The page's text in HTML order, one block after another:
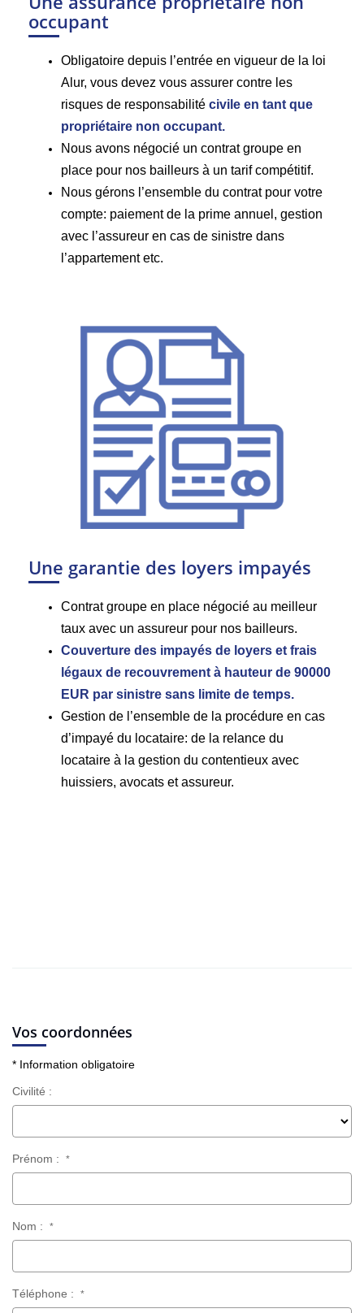
occupant
Obligatoire depuis l’entrée en vigueur de la loi
Alur, vous devez vous assurer contre les
risques de responsabilité civile en tant que
propriétaire non occupant.
Nous avons négocié un contrat groupe en
place pour nos bailleurs à un tarif compétitif.
Nous gérons l’ensemble du contrat pour votre
compte: paiement de la prime annuel, gestion
avec l’assureur en cas de sinistre dans
l’appartement etc.
Une garantie des loyers impayés
Contrat groupe en place négocié au meilleur
taux avec un assureur pour nos bailleurs.
Couverture des impayés de loyers et frais
légaux de recouvrement à hauteur de 90000
EUR par sinistre sans limite de temps.
Gestion de l’ensemble de la procédure en cas
d’impayé du locataire: de la relance du
locataire à la gestion du contentieux avec
huissiers, avocats et assureur.
Vos coordonnées
* Information obligatoire
Civilité :
Prénom : *
Nom : *
Téléphone : *